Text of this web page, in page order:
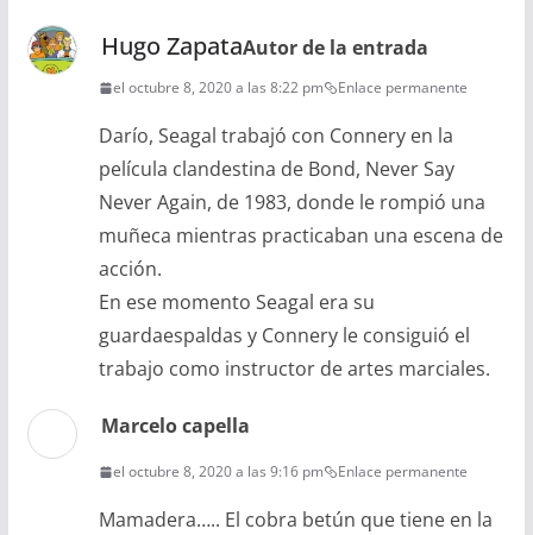
Hugo ZapataAutor de la entrada
el octubre 8, 2020 a las 8:22 pm Enlace permanente
Darío, Seagal trabajó con Connery en la
película clandestina de Bond, Never Say
Never Again, de 1983, donde le rompió una
muñeca mientras practicaban una escena de
acción.
En ese momento Seagal era su
guardaespaldas y Connery le consiguió el
trabajo como instructor de artes marciales.
Marcelo capella
el octubre 8, 2020 a las 9:16 pm Enlace permanente
Mamadera….. El cobra betún que tiene en la